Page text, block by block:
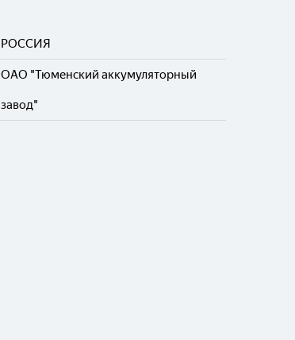
РОССИЯ
ОАО "Тюменский аккумуляторный
завод"